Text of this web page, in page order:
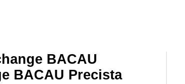
BACAU
BACAU Precista